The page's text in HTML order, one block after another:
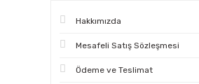
Hakkımızda
Mesafeli Satış Sözleşmesi
Ödeme ve Teslimat